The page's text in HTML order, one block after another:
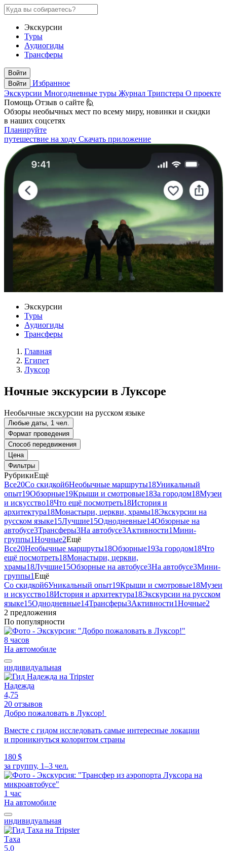
Экскурсии
Туры
Аудиогиды
Трансферы
Войти
Войти
Избранное
Экскурсии Многодневные туры Журнал Трипстера О проекте
Помощь Отзыв о сайте 🙋
Обзоры необычных мест по всему миру, новинки и скидки
в наших соцсетях
Планируйте
путешествие на ходу Скачать приложение
Экскурсии
Туры
Аудиогиды
Трансферы
Главная
Египет
Луксор
Ночные экскурсии в Луксоре
Необычные экскурсии на русском языке
Любые даты, 1 чел.
Формат проведения
Способ передвижения
Цена
Фильтры
РубрикиЕщё
Все20Со скидкой6Необычные маршруты18Уникальный
опыт19Обзорные19Крыши и смотровые18За городом18Музеи
и искусство18Что ещё посмотреть18История и
архитектура18Монастыри, церкви, храмы18Экскурсии на
русском языке15Лучшие15Однодневные14Обзорные на
автобусе3Трансферы3На автобусе3Активности1Мини-
группы1Ночные2Ещё
Все20Необычные маршруты18Обзорные19За городом18Что
ещё посмотреть18Монастыри, церкви,
храмы18Лучшие15Обзорные на автобусе3На автобусе3Мини-
группы1Ещё
Со скидкой6Уникальный опыт19Крыши и смотровые18Музеи
и искусство18История и архитектура18Экскурсии на русском
языке15Однодневные14Трансферы3Активности1Ночные2
2 предложения
По популярности
8 часов
На автомобиле
индивидуальная
Надежда
4,75
20 отзывов
Добро пожаловать в Луксор!
Вместе с гидом исследовать самые интересные локации
и проникнуться колоритом страны
180 $
за группу, 1–3 чел.
1 час
На автомобиле
индивидуальная
Таха
5,0